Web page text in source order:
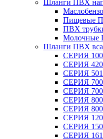
Шланги ПВХ
Пищевые
ПВХ
Молочные
Шланги ПВХ
СЕРИЯ
СЕРИЯ 420
СЕРИЯ
СЕРИЯ
СЕРИЯ
СЕРИЯ
СЕРИЯ
СЕРИЯ
СЕРИЯ
СЕРИЯ